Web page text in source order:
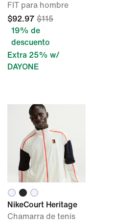
FIT para hombre
$92.97 $115
19% de
descuento
Extra 25% w/
DAYONE
NikeCourt Heritage
Chamarra de tenis